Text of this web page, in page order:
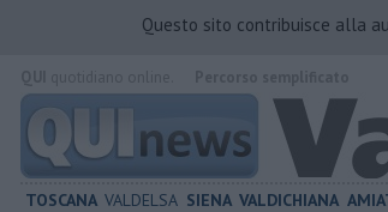
Questo sito contribuisce alla
TOSCANA VALDELSA SIENA VALDICHIANA